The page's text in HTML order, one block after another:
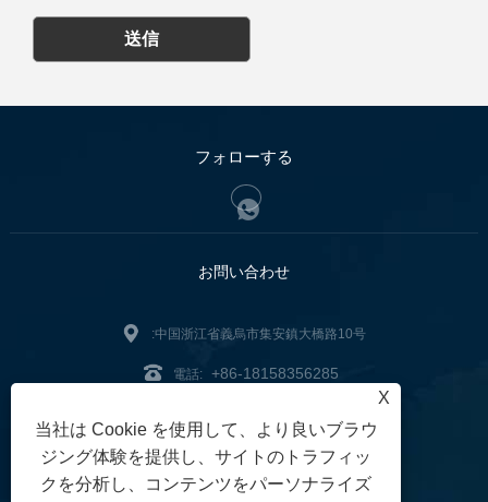
送信
フォローする
お問い合わせ
:中国浙江省義烏市集安鎮大橋路10号
電話: +86-18158356285
ファックス: +86-579-89979099
X
当社は Cookie を使用して、より良いブラウ
ジング体験を提供し、サイトのトラフィッ
クを分析し、コンテンツをパーソナライズ